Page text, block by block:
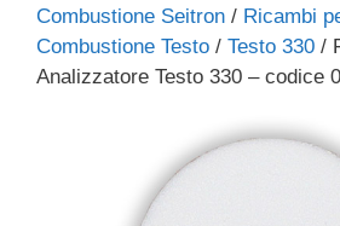
Combustione Seitron / Ricambi
Combustione Testo / Testo 330 /
Analizzatore Testo 330 – codice